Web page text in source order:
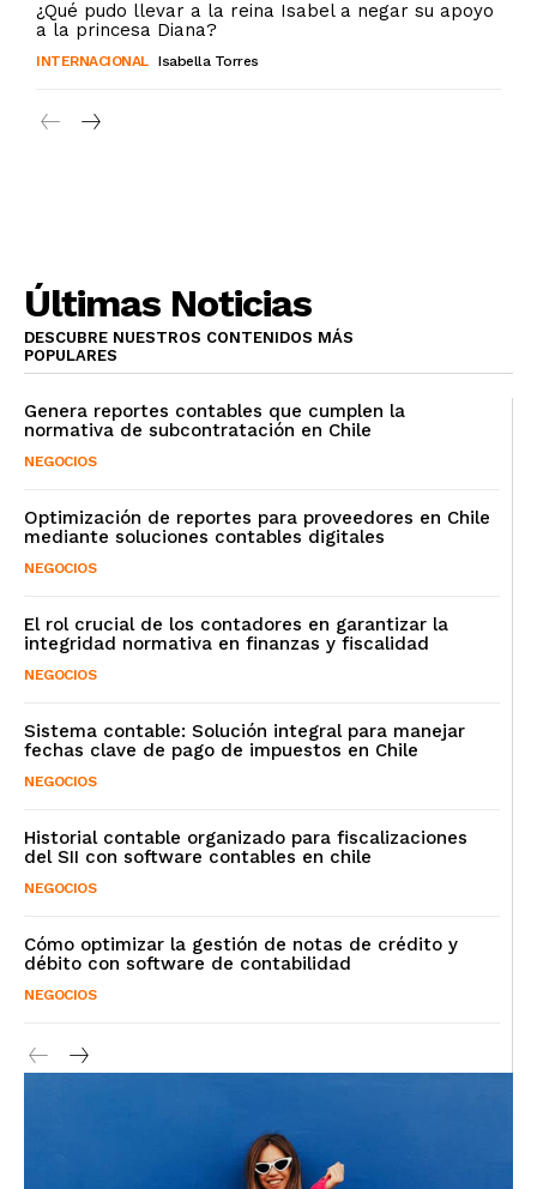
¿Qué pudo llevar a la reina Isabel a negar su apoyo
a la princesa Diana?
INTERNACIONAL Isabella Torres
Últimas Noticias
DESCUBRE NUESTROS CONTENIDOS MÁS
POPULARES
Genera reportes contables que cumplen la
normativa de subcontratación en Chile
NEGOCIOS
Optimización de reportes para proveedores en Chile
mediante soluciones contables digitales
NEGOCIOS
El rol crucial de los contadores en garantizar la
integridad normativa en finanzas y fiscalidad
NEGOCIOS
Sistema contable: Solución integral para manejar
fechas clave de pago de impuestos en Chile
NEGOCIOS
Historial contable organizado para fiscalizaciones
del SII con software contables en chile
NEGOCIOS
Cómo optimizar la gestión de notas de crédito y
débito con software de contabilidad
NEGOCIOS